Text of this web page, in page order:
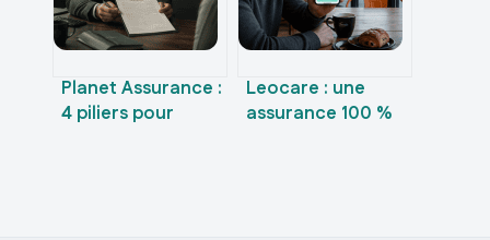
Planet Assurance :
4 piliers pour
Leocare : une
assurance 100 %